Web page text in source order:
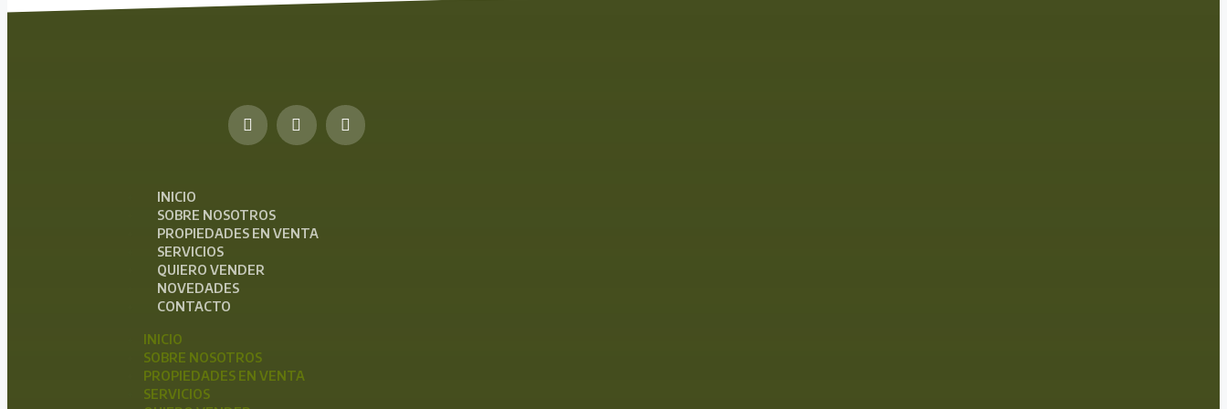
INICIO
SOBRE NOSOTROS
PROPIEDADES EN VENTA
SERVICIOS
QUIERO VENDER
NOVEDADES
CONTACTO
INICIO
SOBRE NOSOTROS
PROPIEDADES EN VENTA
SERVICIOS